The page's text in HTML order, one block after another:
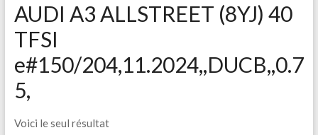
AUDI A3 ALLSTREET (8YJ) 40
TFSI
e#150/204,11.2024,,DUCB,,0.7
5,
Voici le seul résultat